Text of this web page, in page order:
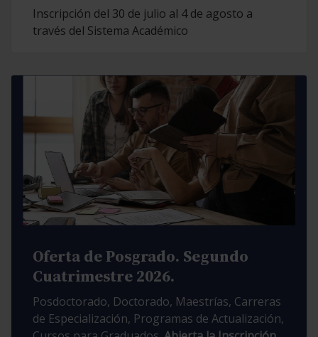
Inscripción del 30 de julio al 4 de agosto a
través del Sistema Académico
Oferta de Posgrado. Segundo
Cuatrimestre 2026.
Posdoctorado, Doctorado, Maestrías, Carreras
de Especialización, Programas de Actualización,